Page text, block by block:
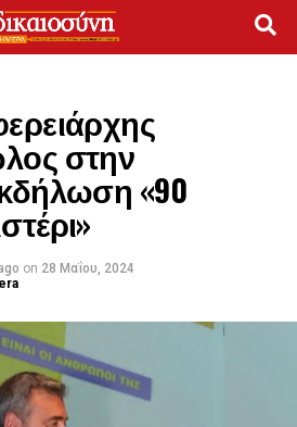
στην
«90
on 28 Μαΐου, 2024